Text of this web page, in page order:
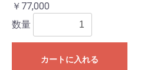
￥77,000
数量
カートに入れる